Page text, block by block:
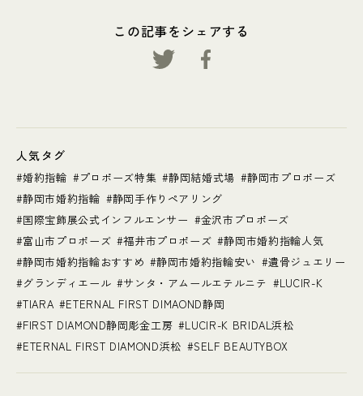
この記事をシェアする
人気タグ
婚約指輪 プロポーズ特集 静岡結婚式場
静岡市プロポーズ
静岡市婚約指輪
静岡手作りペアリング
国際宝飾展公式インフルエンサー
金沢市プロポーズ
富山市プロポーズ
福井市プロポーズ
静岡市婚約指輪人気
静岡市婚約指輪おすすめ
静岡市婚約指輪安い
遺骨ジュエリー
グランディエール
サンタ・アムールエテルニテ
LUCIR-K
TIARA
ETERNAL FIRST DIMAOND静岡
FIRST DIAMOND静岡彫金工房
LUCIR-K BRIDAL浜松
ETERNAL FIRST DIAMOND浜松
SELF BEAUTYBOX